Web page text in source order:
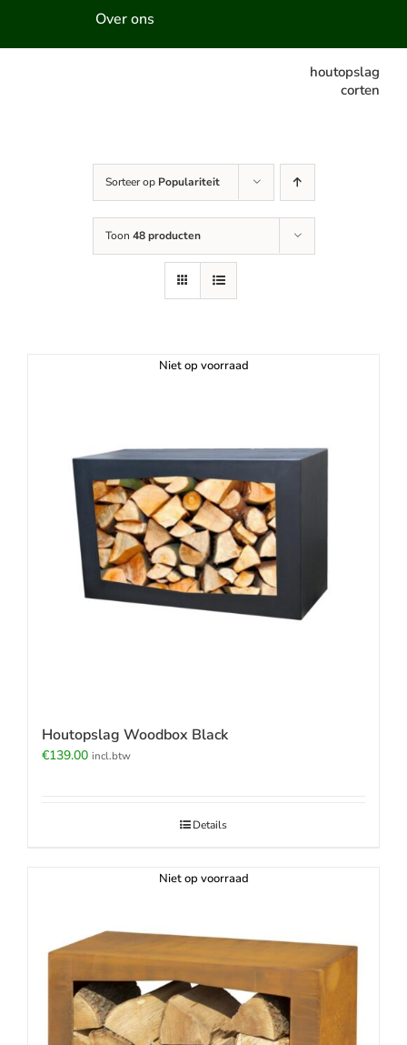
Over ons
houtopslag
corten
Sorteer op Populariteit
Toon 48 producten
Niet op voorraad
Houtopslag Woodbox Black
€139.00 incl.btw
Details
Niet op voorraad